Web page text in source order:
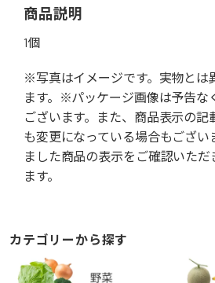
商品説明
1個
※写真はイメージです。実物とは
ます。※パッケージ画像は予告な
ございます。また、商品表示の記
も変更になっている場合もござい
ました商品の表示をご確認いた
ます。
カテゴリーから探す